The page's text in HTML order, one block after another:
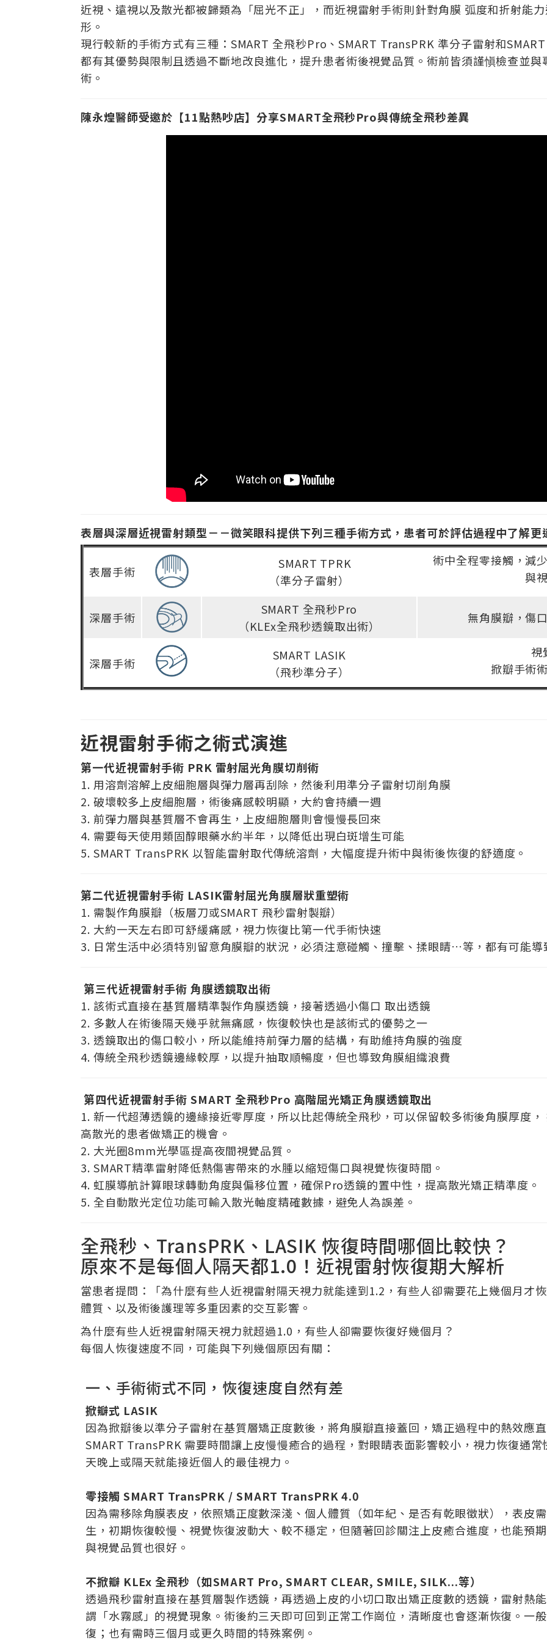
近視、遠視以及散光都被歸類為「屈光不正」，而近視雷射手術則針對角膜 弧度和折射能
形。
現行較新的手術方式有三種：SMART 全飛秒Pro、SMART TransPRK 準分子雷射和
都有其優勢與限制且透過不斷地改良進化，提升患者術後視覺品質。術前皆須謹愼檢查並
術。
陳永煌醫師受邀於【11點熱吵店】分享SMART全飛秒Pro與傳統全飛秒差異
表層與深層近視雷射類型－－微笑眼科提供下列三種手術方式，患者可於評估過程中了解更
表層手術
SMART TPRK
（準分子雷射）
術中全程零接觸，減
與
深層手術
SMART 全飛秒Pro
（KLEx全飛秒透鏡取出術）
無角膜瓣，傷
深層手術
SMART LASIK
（飛秒準分子）
視
掀瓣手術
近視雷射手術之術式演進
第一代近視雷射手術 PRK 雷射屈光角膜切削術
1. 用溶劑溶解上皮細胞層與彈力層再刮除，然後利用準分子雷射切削角膜
2. 破壞較多上皮細胞層，術後痛感較明顯，大約會持續一週
3. 前彈力層與基質層不會再生，上皮細胞層則會慢慢長回來
4. 需要每天使用類固醇眼藥水約半年，以降低出現白斑增生可能
5. SMART TransPRK 以智能雷射取代傳統溶劑，大幅度提升術中與術後恢復的舒適度。
第二代近視雷射手術 LASIK雷射屈光角膜層狀重塑術
1. 需製作角膜瓣（板層刀或SMART 飛秒雷射製瓣）
2. 大約一天左右即可舒緩痛感，視力恢復比第一代手術快速
3. 日常生活中必須特別留意角膜瓣的狀況，必須注意碰觸、撞擊、揉眼睛…等，都有可能導
第三代近視雷射手術 角膜透鏡取出術
1. 該術式直接在基質層精準製作角膜透鏡，接著透過小傷口 取出透鏡
2. 多數人在術後隔天幾乎就無痛感，恢復較快也是該術式的優勢之一
3. 透鏡取出的傷口較小，所以能維持前彈力層的結構，有助維持角膜的強度
4. 傳統全飛秒透鏡邊緣較厚，以提升抽取順暢度，但也導致角膜組織浪費
第四代近視雷射手術 SMART 全飛秒Pro 高階屈光矯正角膜透鏡取出
1. 新一代超薄透鏡的邊緣接近零厚度，所以比起傳統全飛秒，可以保留較多術後角膜厚度
高散光的患者做矯正的機會。
2. 大光圈8mm光學區提高夜間視覺品質。
3. SMART精準雷射降低熱傷害帶來的水腫以縮短傷口與視覺恢復時間。
4. 虹膜導航計算眼球轉動角度與偏移位置，確保Pro透鏡的置中性，提高散光矯正精準度。
5. 全自動散光定位功能可輸入散光軸度精確數據，避免人為誤差。
全飛秒、TransPRK、LASIK 恢復時間哪個比較快？
原來不是每個人隔天都1.0！近視雷射恢復期大解析
當患者提問：「為什麼有些人近視雷射隔天視力就能達到1.2，有些人卻需要花上幾個月才
體質、以及術後護理等多重因素的交互影響。
為什麼有些人近視雷射隔天視力就超過1.0，有些人卻需要恢復好幾個月？
每個人恢復速度不同，可能與下列幾個原因有關：
一、手術術式不同，恢復速度自然有差
掀瓣式 LASIK
因為掀瓣後以準分子雷射在基質層矯正度數後，將角膜瓣直接蓋回，矯正過程中的熱效應
SMART TransPRK 需要時間讓上皮慢慢癒合的過程，對眼睛表面影響較小，視力恢復通
天晚上或隔天就能接近個人的最佳視力。
零接觸 SMART TransPRK / SMART TransPRK 4.0
因為需移除角膜表皮，依照矯正度數深淺、個人體質（如年紀、是否有乾眼徵狀），表皮
生，初期恢復較慢、視覺恢復波動大、較不穩定，但隨著回診關注上皮癒合進度，也能預
與視覺品質也很好。
不掀瓣 KLEx 全飛秒（如SMART Pro, SMART CLEAR, SMILE, SILK...等）
透過飛秒雷射直接在基質層製作透鏡，再透過上皮的小切口取出矯正度數的透鏡，雷射熱
謂「水霧感」的視覺現象。術後約三天即可回到正常工作崗位，清晰度也會逐漸恢復。一
復；也有需時三個月或更久時間的特殊案例。